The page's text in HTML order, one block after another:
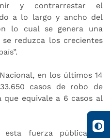
y contrarrestar el
a lo largo y ancho del
lo cual se genera una
reduzca los crecientes
en los últimos 14
casos de robo de
que equivale a 6 casos al
esta fuerza pública se